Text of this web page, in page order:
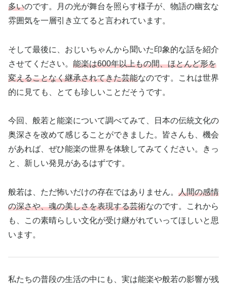
多いのです。月の光が舞台を照らす様子が、物語の幽玄な
雰囲気を一層引き立てると言われています。
そして最後に、おじいちゃんから聞いた印象的な話を紹介
させてください。 能楽は600年以上もの間、ほとんど形を
変えることなく継承されてきた芸能なのです。これは世界
的に見ても、とても珍しいことだそうです。
今回、般若と能楽について調べてみて、日本の伝統文化の
奥深さを改めて感じることができました。皆さんも、機会
があれば、ぜひ能楽の世界を体験してみてください。きっ
と、新しい発見があるはずです。
般若は、ただ怖いだけの存在ではありません。 人間の感情
の深さや、魂の美しさを表現する芸術なのです。これから
も、この素晴らしい文化が受け継がれていってほしいと思
います。
私たちの普段の生活の中にも、実は能楽や般若の影響が残